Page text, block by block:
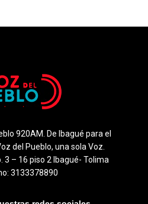
920AM. De Ibagué para el
del Pueblo, una sola Voz.
3 – 16 piso 2 Ibagué- Tolima
3133378890